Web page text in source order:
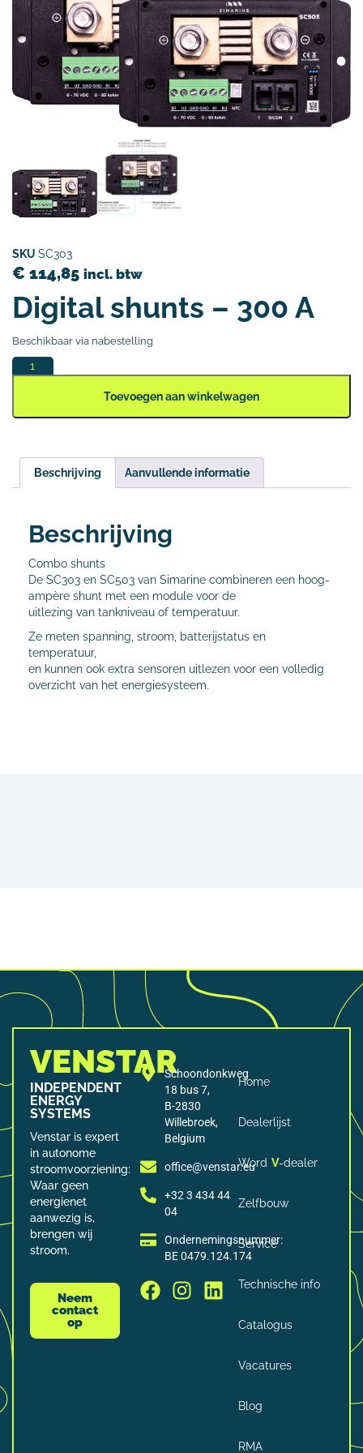
SKU SC303
€ 114,85 incl. btw
Digital shunts – 300 A
Beschikbaar via nabestelling
Toevoegen aan winkelwagen
Beschrijving Aanvullende informatie
Beschrijving
Combo shunts
De SC303 en SC503 van Simarine combineren een hoog-
ampère shunt met een module voor de
uitlezing van tankniveau of temperatuur.
Ze meten spanning, stroom, batterijstatus en
temperatuur,
en kunnen ook extra sensoren uitlezen voor een volledig
overzicht van het energiesysteem.
VENSTAR
INDEPENDENT
ENERGY
SYSTEMS
Venstar is expert
in autonome
stroomvoorziening:
Waar geen
energienet
aanwezig is,
brengen wij
stroom.
Neem
contact
op
Schoondonkweg
18 bus 7,
B-2830
Willebroek,
Belgium
office@venstar.eu
+32 3 434 44
04
Ondernemingsnummer:
BE 0479.124.174
Home
Dealerlijst
Word V-dealer
Zelfbouw
Service
Technische info
Catalogus
Vacatures
Blog
RMA